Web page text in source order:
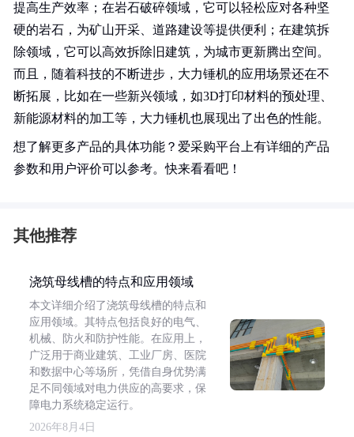
提高生产效率；在岩石破碎领域，它可以轻松应对各种坚
硬的岩石，为矿山开采、道路建设等提供便利；在建筑拆
除领域，它可以高效拆除旧建筑，为城市更新腾出空间。
而且，随着科技的不断进步，大力锤机的应用场景还在不
断拓展，比如在一些新兴领域，如3D打印材料的预处理、
新能源材料的加工等，大力锤机也展现出了出色的性能。
想了解更多产品的具体功能？爱采购平台上有详细的产品
参数和用户评价可以参考。快来看看吧！
其他推荐
浇筑母线槽的特点和应用领域
本文详细介绍了浇筑母线槽的特点和
应用领域。其特点包括良好的电气、
机械、防火和防护性能。在应用上，
广泛用于商业建筑、工业厂房、医院
和数据中心等场所，凭借自身优势满
足不同领域对电力供应的高要求，保
障电力系统稳定运行。
2026年8月4日